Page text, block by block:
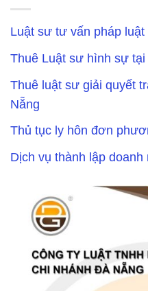
Luật sư tư vấn pháp
Thuê Luật sư hình sự
Thuê luật sư giải quyết
Nẵng
Thủ tục ly hôn đơn
Dịch vụ thành lập